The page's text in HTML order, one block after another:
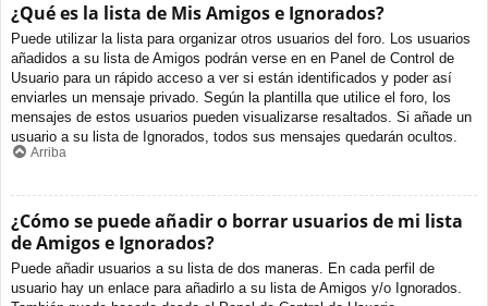
¿Qué es la lista de Mis Amigos e Ignorados?
Puede utilizar la lista para organizar otros usuarios del foro. Los usuarios
añadidos a su lista de Amigos podrán verse en en Panel de Control de
Usuario para un rápido acceso a ver si están identificados y poder así
enviarles un mensaje privado. Según la plantilla que utilice el foro, los
mensajes de estos usuarios pueden visualizarse resaltados. Si añade un
usuario a su lista de Ignorados, todos sus mensajes quedarán ocultos.
Arriba
¿Cómo se puede añadir o borrar usuarios de mi lista
de Amigos e Ignorados?
Puede añadir usuarios a su lista de dos maneras. En cada perfil de
usuario hay un enlace para añadirlo a su lista de Amigos y/o Ignorados.